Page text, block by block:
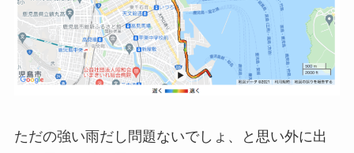
ただの強い雨だし問題ないでしょ、と思い外に出